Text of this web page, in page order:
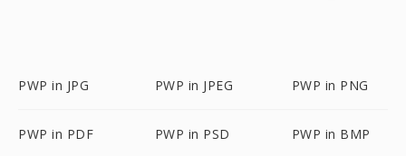
PWP in JPG PWP in JPEG PWP in PNG
PWP in PDF PWP in PSD PWP in BMP